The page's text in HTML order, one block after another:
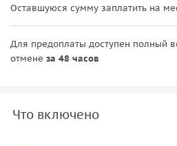
Оставшуюся сумму заплатить на
Для предоплаты доступен полный
отмене за 48 часов
Что включено